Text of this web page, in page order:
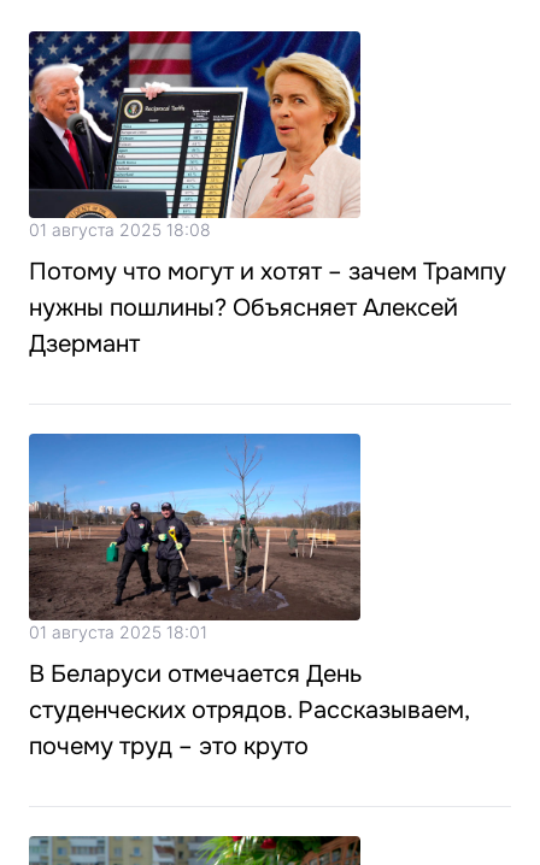
01 августа 2025 18:08
Потому что могут и хотят – зачем Трампу
нужны пошлины? Объясняет Алексей
Дзермант
01 августа 2025 18:01
В Беларуси отмечается День
студенческих отрядов. Рассказываем,
почему труд – это круто